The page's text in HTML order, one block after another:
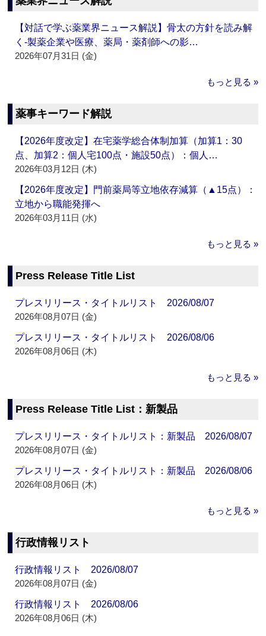
【対話で学ぶ薬業界ニュース解説】骨太の方針を読み解
く‐製薬企業や医療、薬局・薬剤師への影…
2026年07月31日 (金)
もっと見る »
薬事キーワード解説
【2026年度改定】在宅薬学総合体制加算（加算1：30
点、加算2：個人宅100点・施設50点）：個人…
2026年03月12日 (木)
【2026年度改定】門前薬局等立地依存減算（▲15点）：
立地から職能発揮へ
2026年03月11日 (水)
もっと見る »
Press Release Title List
プレスリリース・タイトルリスト 2026/08/07
2026年08月07日 (金)
プレスリリース・タイトルリスト 2026/08/06
2026年08月06日 (木)
もっと見る »
Press Release Title List：新製品
プレスリリース・タイトルリスト：新製品 2026/08/07
2026年08月07日 (金)
プレスリリース・タイトルリスト：新製品 2026/08/06
2026年08月06日 (木)
もっと見る »
行政情報リスト
行政情報リスト 2026/08/07
2026年08月07日 (金)
行政情報リスト 2026/08/06
2026年08月06日 (木)